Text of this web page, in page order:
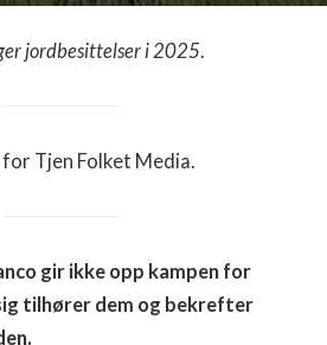
jordbesittelser i 2025.
Tjen Folket Media.
gir ikke opp kampen for
tilhører dem og bekrefter